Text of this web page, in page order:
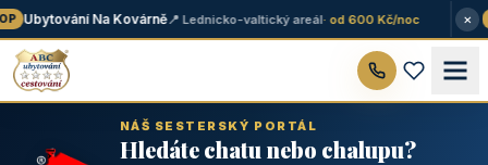
Ubytování Na Kovárně📍 Lednicko-valtický areál· od 600 Kč/noc ★
×
NÁŠ SESTERSKÝ PORTÁL
Hledáte chatu nebo chalupu?